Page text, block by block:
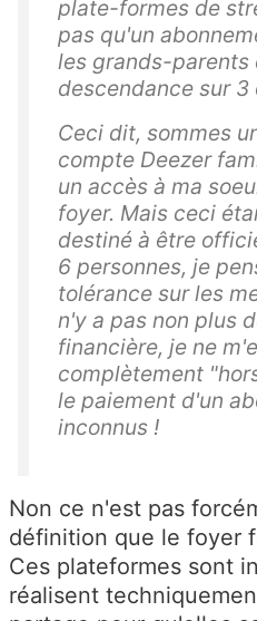
plate-formes de
pas qu'un
les grands-parents
descendance sur 3
Ceci dit, sommes
compte Deezer
un accès à ma
foyer. Mais ceci
destiné à être
6 personnes, je
tolérance sur les
n'y a pas non plus
financière, je ne
complètement
le paiement d'un
inconnus !
Non ce n'est pas
définition que le foyer
Ces plateformes sont
réalisent